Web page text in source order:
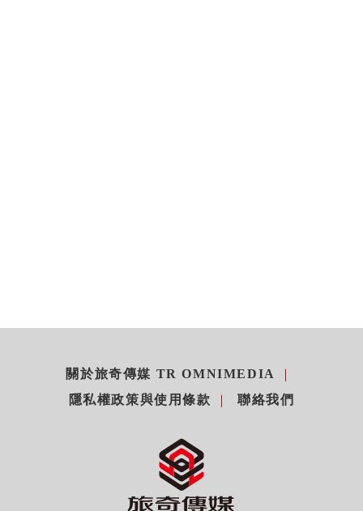
關於旅奇傳媒 TR OMNIMEDIA
隱私權政策與使用條款
聯絡我們